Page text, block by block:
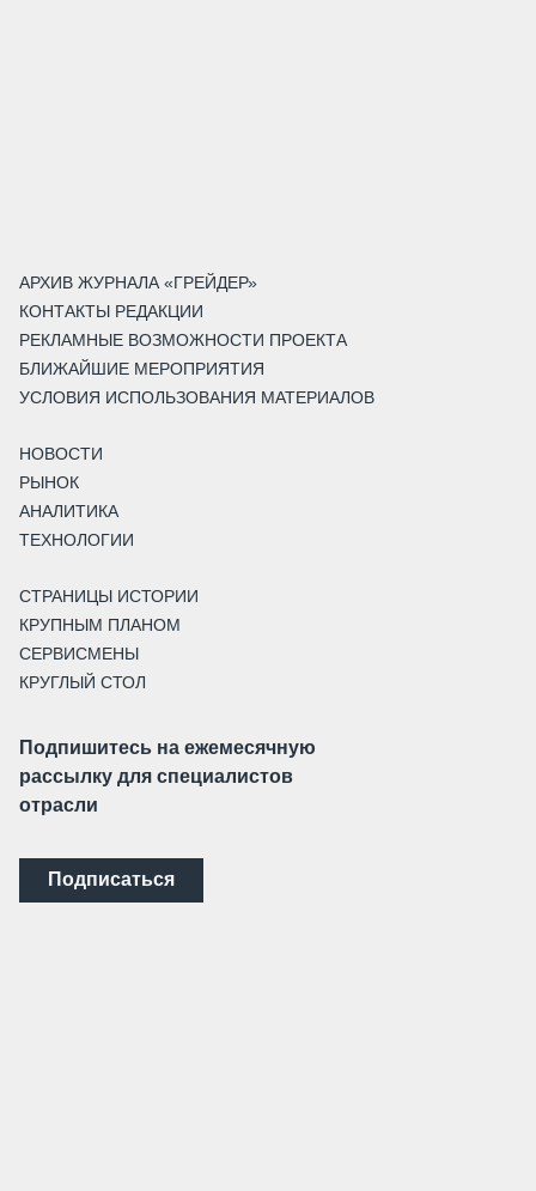
АРХИВ ЖУРНАЛА «ГРЕЙДЕР»
КОНТАКТЫ РЕДАКЦИИ
РЕКЛАМНЫЕ ВОЗМОЖНОСТИ ПРОЕКТА
БЛИЖАЙШИЕ МЕРОПРИЯТИЯ
УСЛОВИЯ ИСПОЛЬЗОВАНИЯ МАТЕРИАЛОВ
НОВОСТИ
РЫНОК
АНАЛИТИКА
ТЕХНОЛОГИИ
СТРАНИЦЫ ИСТОРИИ
КРУПНЫМ ПЛАНОМ
СЕРВИСМЕНЫ
КРУГЛЫЙ СТОЛ
Подпишитесь на ежемесячную
рассылку для специалистов
отрасли
Подписаться